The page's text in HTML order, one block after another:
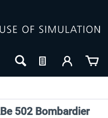
502 Bombardier